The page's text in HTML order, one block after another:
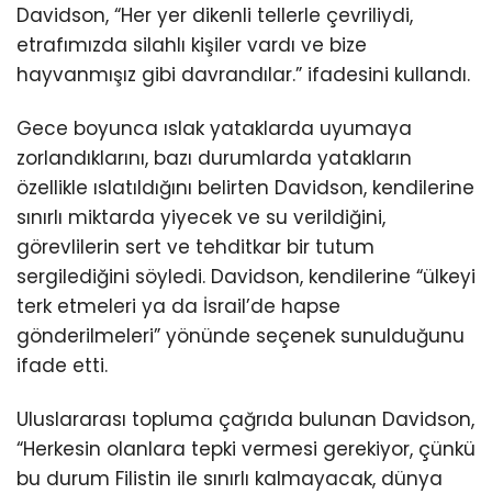
Davidson, “Her yer dikenli tellerle çevriliydi,
etrafımızda silahlı kişiler vardı ve bize
hayvanmışız gibi davrandılar.” ifadesini kullandı.
Gece boyunca ıslak yataklarda uyumaya
zorlandıklarını, bazı durumlarda yatakların
özellikle ıslatıldığını belirten Davidson, kendilerine
sınırlı miktarda yiyecek ve su verildiğini,
görevlilerin sert ve tehditkar bir tutum
sergilediğini söyledi. Davidson, kendilerine “ülkeyi
terk etmeleri ya da İsrail’de hapse
gönderilmeleri” yönünde seçenek sunulduğunu
ifade etti.
Uluslararası topluma çağrıda bulunan Davidson,
“Herkesin olanlara tepki vermesi gerekiyor, çünkü
bu durum Filistin ile sınırlı kalmayacak, dünya